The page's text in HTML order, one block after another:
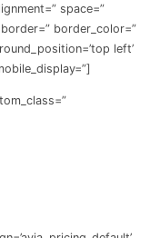
space=”
border=” border_color=”
left’